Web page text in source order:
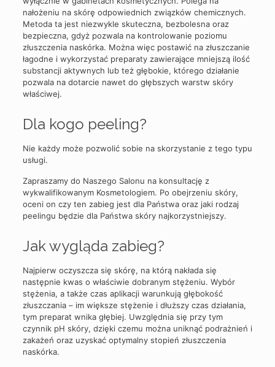
nałożeniu na skórę odpowiednich związków chemicznych.
Metoda ta jest niezwykle skuteczna, bezbolesna oraz
bezpieczna, gdyż pozwala na kontrolowanie poziomu
złuszczenia naskórka. Można więc postawić na złuszczanie
łagodne i wykorzystać preparaty zawierające mniejszą ilość
substancji aktywnych lub też głębokie, którego działanie
pozwala na dotarcie nawet do głębszych warstw skóry
właściwej.
Dla kogo peeling?
Nie każdy może pozwolić sobie na skorzystanie z tego typu
usługi.
Zapraszamy do Naszego Salonu na konsultację z
wykwalifikowanym Kosmetologiem. Po obejrzeniu skóry,
oceni on czy ten zabieg jest dla Państwa oraz jaki rodzaj
peelingu będzie dla Państwa skóry najkorzystniejszy.
Jak wygląda zabieg?
Najpierw oczyszcza się skórę, na którą nakłada się
następnie kwas o właściwie dobranym stężeniu. Wybór
stężenia, a także czas aplikacji warunkują głębokość
złuszczania – im większe stężenie i dłuższy czas działania,
tym preparat wnika głębiej. Uwzględnia się przy tym
czynnik pH skóry, dzięki czemu można uniknąć podrażnień i
zakażeń oraz uzyskać optymalny stopień złuszczenia
naskórka.